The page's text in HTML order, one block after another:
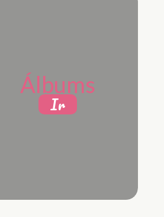
Álbums
Ir